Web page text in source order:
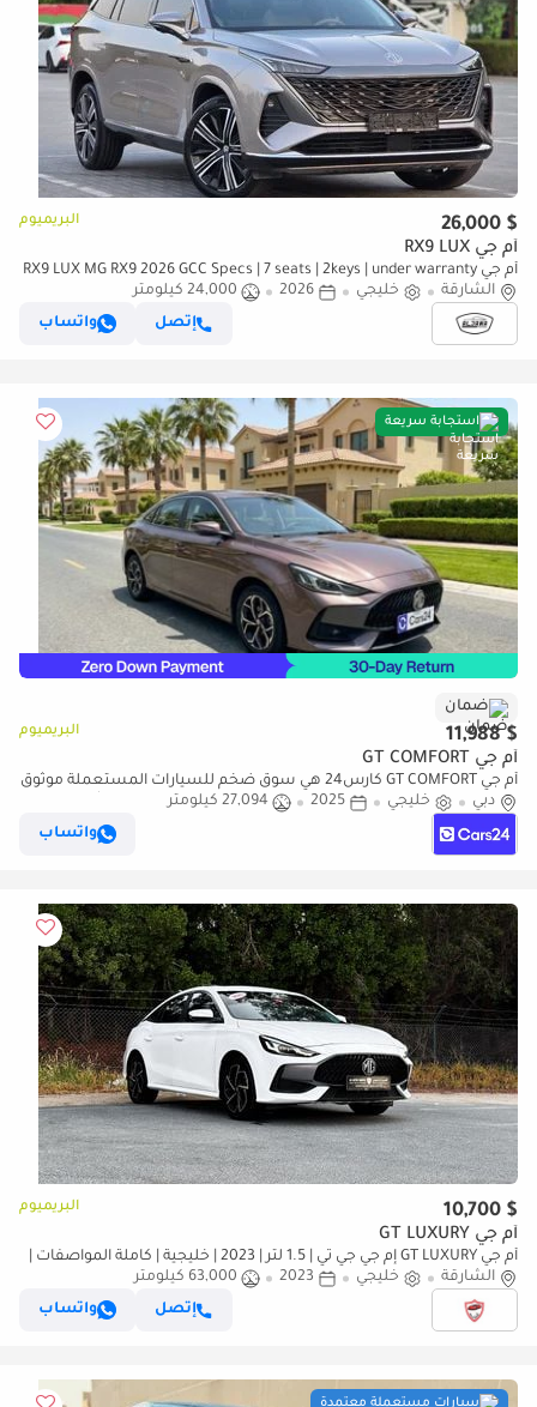
$ 26,000 البريميوم
أم جي RX9 LUX
أم جي RX9 LUX MG RX9 2026 GCC Specs | 7 seats | 2keys | under warranty
| accident free |
الشارقة خليجي 2026
24,000 كيلومتر
إتصل
واتساب
استجابة سريعة
ضمان
$ 11,988 البريميوم
أم جي GT COMFORT
أم جي GT COMFORT كارس24 هي سوق ضخم للسيارات المستعملة موثوق
ومضمون ٪كارس24 هي سوق ضخم للسيارات المستعملة موثوق
دبي خليجي 2025
27,094 كيلومتر
واتساب
$ 10,700 البريميوم
أم جي GT LUXURY
أم جي GT LUXURY إم جي جي تي | 1.5 لتر | 2023 | خليجية | كاملة المواصفات |
خالية من الحوادث | بحالة ممتازة | 6
الشارقة خليجي 2023
63,000 كيلومتر
إتصل
واتساب
سيارات مستعملة معتمدة